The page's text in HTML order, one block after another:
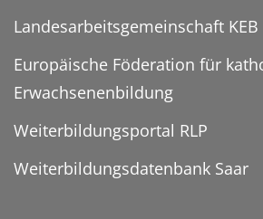
Landesarbeitsgemeinschaft
Europäische Föderation für
Erwachsenenbildung
Weiterbildungsportal RLP
Weiterbildungsdatenbank Saar